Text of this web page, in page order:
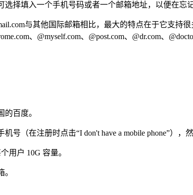
择填入一个手机号码或者一个邮箱地址，以便在忘
与其他国际邮箱相比，最大的特点在于它支持
、@myself.com、@post.com、@dr.com、
百度。
号（在注册时点击“I don't have a mobile phone”）
用户 10G 容量。